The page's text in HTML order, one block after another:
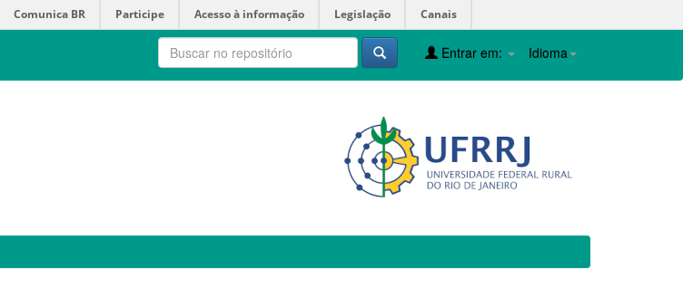
Comunica BR Participe Acesso à informação Legislação Canais
Idioma
Entrar em: